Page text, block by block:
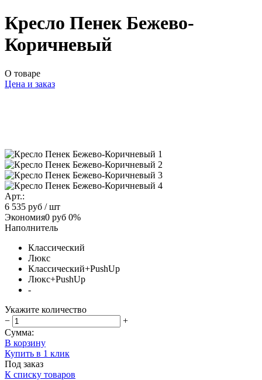
Кресло Пенек Бежево-
Коричневый
О товаре
Цена и заказ
Арт.:
6 535 руб / шт
Экономия0 руб 0%
Наполнитель
Классический
Люкс
Классический+PushUp
Люкс+PushUp
-
Укажите количество
−
+
Сумма:
В корзину
Купить в 1 клик
Под заказ
К списку товаров